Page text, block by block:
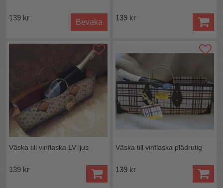
139 kr
Bevaka
139 kr
Väska till vinflaska LV ljus
139 kr
Väska till vinflaska plädrutig
139 kr